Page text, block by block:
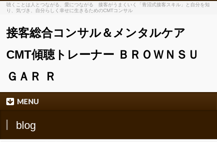
聴くことは人とつながる、愛につながる 接客がうまくいく「青沼式接客スキル」と自分を知
り、気づき、自分らしく幸せに生きるためのCMTコンサル
接客総合コンサル＆メンタルケア
CMT傾聴トレーナー ＢＲＯＷＮＳＵ
ＧＡＲ Ｒ
MENU
blog